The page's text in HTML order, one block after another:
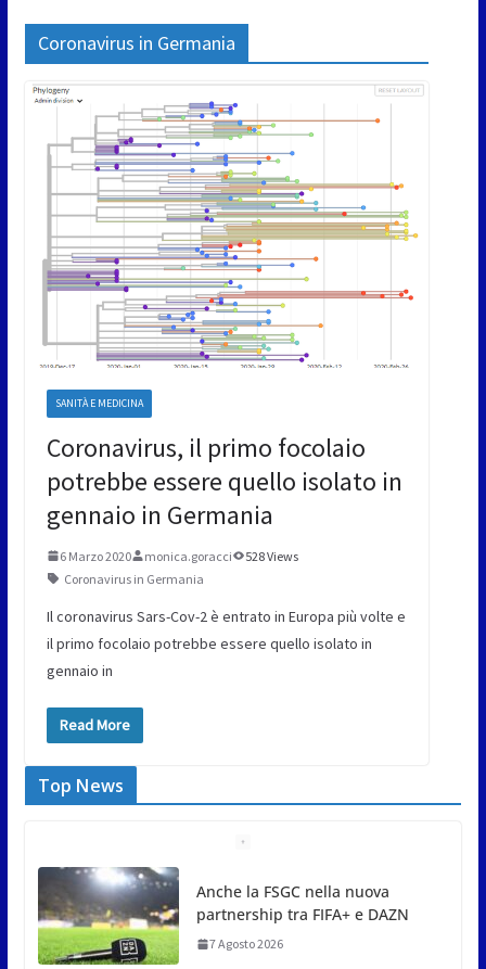
Coronavirus in Germania
SANITÀ E MEDICINA
Coronavirus, il primo focolaio
potrebbe essere quello isolato in
gennaio in Germania
6 Marzo 2020 monica.goracci
528 Views
Coronavirus in Germania
Il coronavirus Sars-Cov-2 è entrato in Europa più volte e
il primo focolaio potrebbe essere quello isolato in
gennaio in
Read More
Top News
San Marino Comics 2026 punta
sul territorio: sponsor e realtà
locali protagonisti del festival